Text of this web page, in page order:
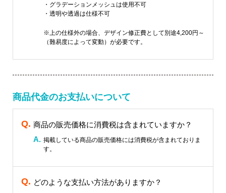
・グラデーションメッシュは使用不可
・透明や透過は仕様不可
※上の仕様外の場合、デザイン修正費として別途4,200円～
（難易度によって変動）が必要です。
商品代金のお支払いについて
商品の販売価格に消費税は含まれていますか？
掲載している商品の販売価格には消費税が含まれておりま
す。
どのような支払い方法がありますか？